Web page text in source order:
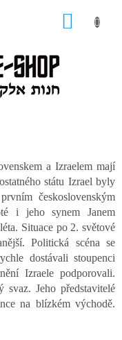
a Izraelem mají
státu Izrael byly
československým
i jeho synem Janem
Situace po 2. světové
Politická scéna se
dostávali stoupenci
Izraele podporovali.
Jeho představitelé
na blízkém východě.